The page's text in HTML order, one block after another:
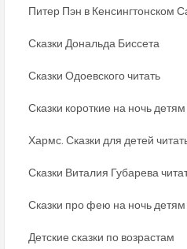
Питер Пэн в Кенсингтонском
Сказки Дональда Биссета
Сказки Одоевского читать
Сказки короткие на ночь детям
Хармс. Сказки для детей
Сказки Виталия Губарева
Сказки про фею на ночь детям
Детские сказки по возрастам